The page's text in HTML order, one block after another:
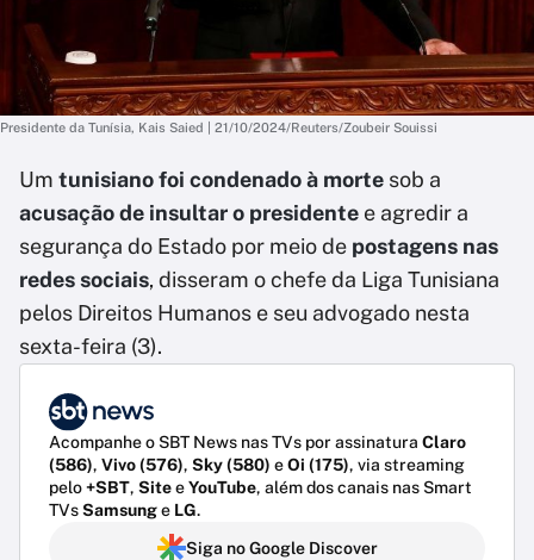
Presidente da Tunísia, Kais Saied | 21/10/2024/Reuters/Zoubeir Souissi
Um tunisiano foi condenado à morte sob a
acusação de insultar o presidente e agredir a
segurança do Estado por meio de postagens nas
redes sociais, disseram o chefe da Liga Tunisiana
pelos Direitos Humanos e seu advogado nesta
sexta-feira (3).
Acompanhe o SBT News nas TVs por assinatura Claro
(586), Vivo (576), Sky (580) eOi (175), via streaming
pelo+SBT, SiteeYouTube, além dos canais nas Smart
TVsSamsunge LG.
Siga no Google Discover